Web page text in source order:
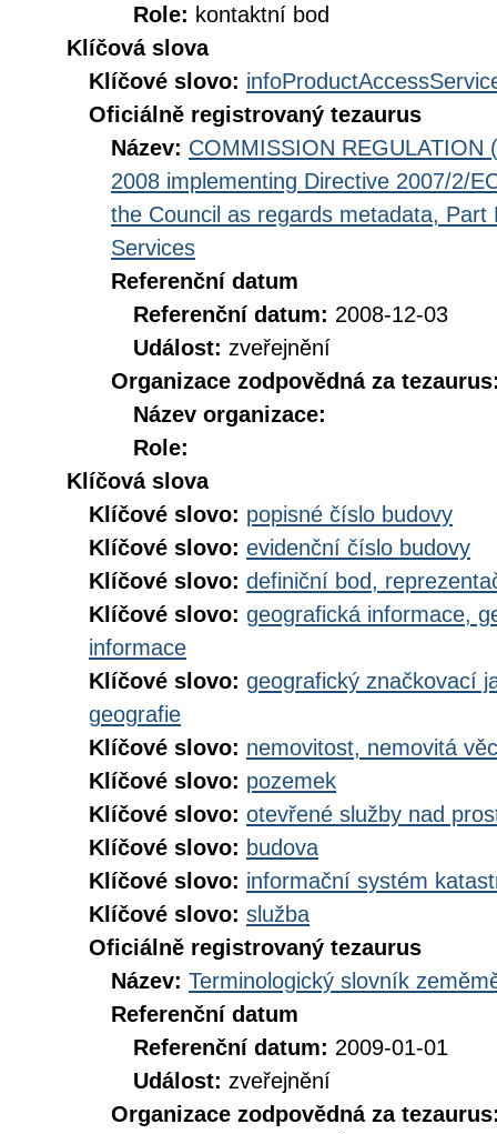
Role: kontaktní bod
Klíčová slova
Klíčové slovo:
Oficiálně registrovaný tezaurus
Název: COMMISSION REGULATION
2008 implementing Directive 2007/2/
the Council as regards metadata,
Services
Referenční datum
Referenční datum: 2008-12-03
Událost: zveřejnění
Organizace zodpovědná za
Název organizace:
Role:
Klíčová slova
Klíčové slovo: popisné číslo budovy
Klíčové slovo: evidenční číslo budovy
Klíčové slovo: definiční bod,
Klíčové slovo: geografická informace,
informace
Klíčové slovo: geografický značkovací
geografie
Klíčové slovo: nemovitost, nemovitá věc
Klíčové slovo: pozemek
Klíčové slovo: otevřené služby nad
Klíčové slovo: budova
Klíčové slovo: informační systém
Klíčové slovo: služba
Oficiálně registrovaný tezaurus
Název: Terminologický slovník
Referenční datum
Referenční datum: 2009-01-01
Událost: zveřejnění
Organizace zodpovědná za